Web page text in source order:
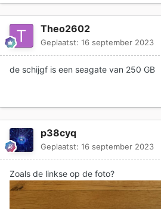
Theo2602
Geplaatst: 16 september 2023
de schijgf is een seagate van 250 GB
p38cyq
Geplaatst: 16 september 2023
Zoals de linkse op de foto?